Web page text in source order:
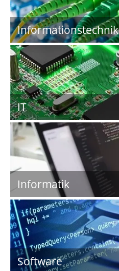
Informationstechnik
IT
Informatik
Software